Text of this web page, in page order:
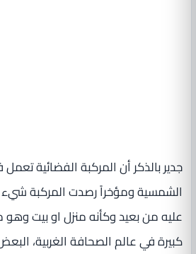
جدير بالذكر أن المركبة الفضائية
الشمسية ومؤخراً رصدت المركبة شيء
عليه من بعيد وكأنه منزل او بيت وهو
كبيرة في عالم الصحافة الغربية،